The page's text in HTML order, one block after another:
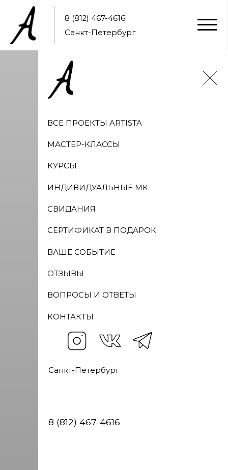
8 (812) 467-4616
8 (812) 467-4616
Санкт-Петербург
КОНТАКТЫ
СЕРТИФИКАТ В ПОДАРОК
СВИДАНИЯ
ВСЕ ПРОЕКТЫ ARTISTA